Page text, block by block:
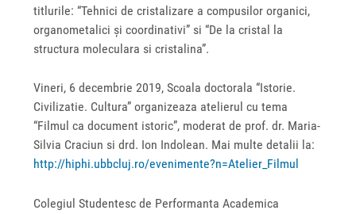
titlurile: “Tehnici de cristalizare a compusilor organici,
organometalici și coordinativi” si “De la cristal la
structura moleculara si cristalina”.
Vineri, 6 decembrie 2019, Scoala doctorala “Istorie.
Civilizatie. Cultura” organizeaza atelierul cu tema
“Filmul ca document istoric”, moderat de prof. dr. Maria-
Silvia Craciun si drd. Ion Indolean. Mai multe detalii la:
http://hiphi.ubbcluj.ro/evenimente?n=Atelier_Filmul
Colegiul Studentesc de Performanta Academica